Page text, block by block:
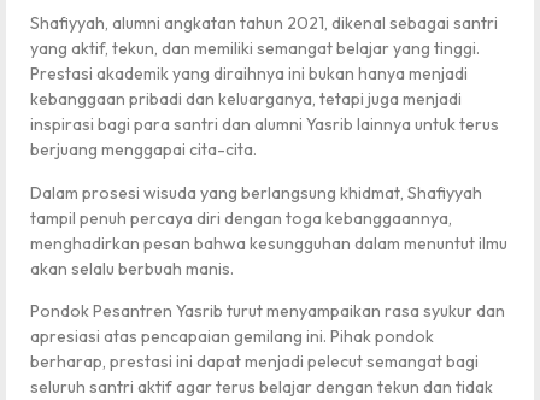
Shafiyyah, alumni angkatan tahun 2021, dikenal sebagai santri
yang aktif, tekun, dan memiliki semangat belajar yang tinggi.
Prestasi akademik yang diraihnya ini bukan hanya menjadi
kebanggaan pribadi dan keluarganya, tetapi juga menjadi
inspirasi bagi para santri dan alumni Yasrib lainnya untuk terus
berjuang menggapai cita-cita.
Dalam prosesi wisuda yang berlangsung khidmat, Shafiyyah
tampil penuh percaya diri dengan toga kebanggaannya,
menghadirkan pesan bahwa kesungguhan dalam menuntut ilmu
akan selalu berbuah manis.
Pondok Pesantren Yasrib turut menyampaikan rasa syukur dan
apresiasi atas pencapaian gemilang ini. Pihak pondok
berharap, prestasi ini dapat menjadi pelecut semangat bagi
seluruh santri aktif agar terus belajar dengan tekun dan tidak